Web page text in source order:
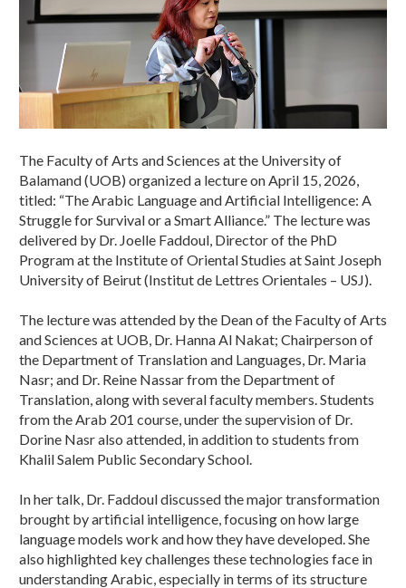
The Faculty of Arts and Sciences at the University of
Balamand (UOB) organized a lecture on April 15, 2026,
titled: “The Arabic Language and Artificial Intelligence: A
Struggle for Survival or a Smart Alliance.” The lecture was
delivered by Dr. Joelle Faddoul, Director of the PhD
Program at the Institute of Oriental Studies at Saint Joseph
University of Beirut (Institut de Lettres Orientales – USJ).
The lecture was attended by the Dean of the Faculty of Arts
and Sciences at UOB, Dr. Hanna Al Nakat; Chairperson of
the Department of Translation and Languages, Dr. Maria
Nasr; and Dr. Reine Nassar from the Department of
Translation, along with several faculty members. Students
from the Arab 201 course, under the supervision of Dr.
Dorine Nasr also attended, in addition to students from
Khalil Salem Public Secondary School.
In her talk, Dr. Faddoul discussed the major transformation
brought by artificial intelligence, focusing on how large
language models work and how they have developed. She
also highlighted key challenges these technologies face in
understanding Arabic, especially in terms of its structure